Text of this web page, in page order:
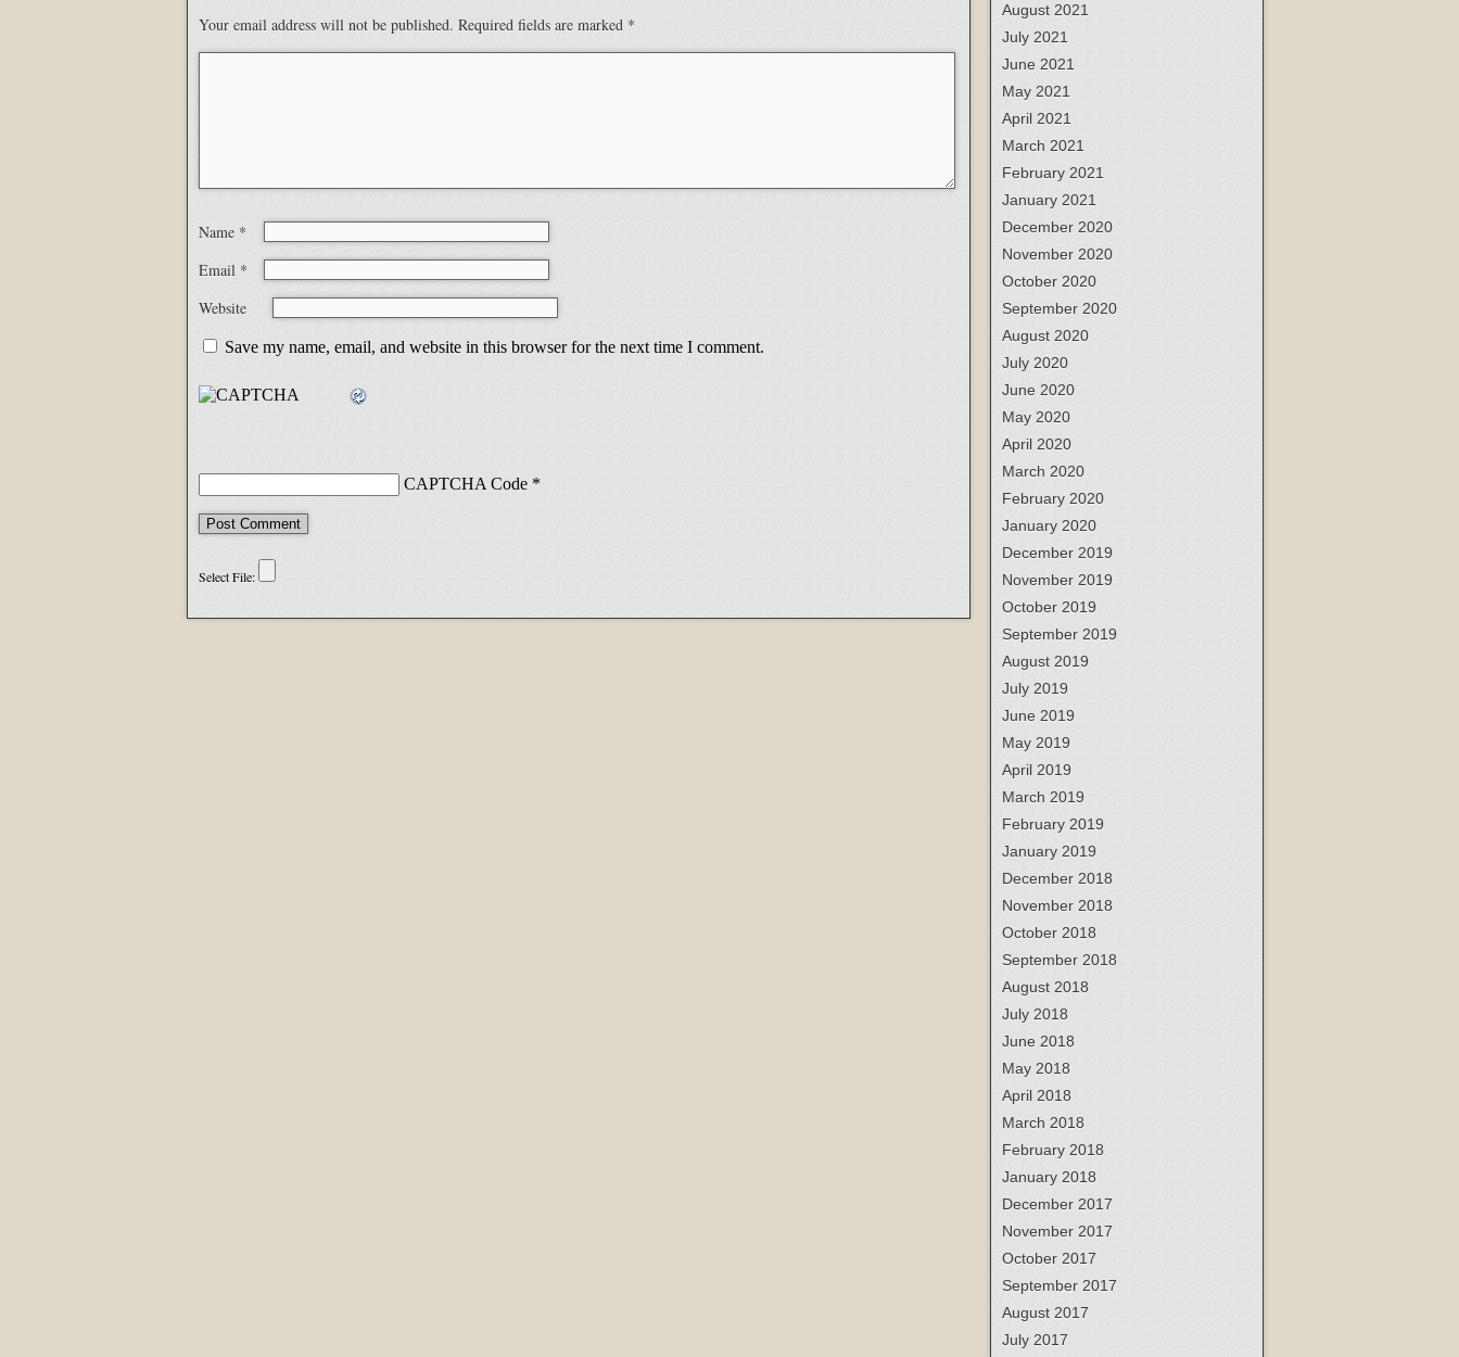
Your email address will not be published. Required fields are marked *
Name *
Email *
Website
Save my name, email, and website in this browser for the next time I comment.
CAPTCHA Code *
August 2021
July 2021
June 2021
May 2021
April 2021
March 2021
February 2021
January 2021
December 2020
November 2020
October 2020
September 2020
August 2020
July 2020
June 2020
May 2020
April 2020
March 2020
February 2020
January 2020
December 2019
November 2019
October 2019
September 2019
August 2019
July 2019
June 2019
May 2019
April 2019
March 2019
February 2019
January 2019
December 2018
November 2018
October 2018
September 2018
August 2018
July 2018
June 2018
May 2018
April 2018
March 2018
February 2018
January 2018
December 2017
November 2017
October 2017
September 2017
August 2017
July 2017